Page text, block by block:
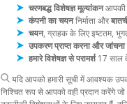
चरणबद्ध विशेषज्ञ मूल्यांकनआपकी
कंपनी का चयननिर्माता और
चयन, ग्राहक के लिए इष्टतम,
उपकरण प्राप्त करना और जांचना
हमारे विशेषज्ञ से परामर्श17 साल
यदि आपको हमारी सूची में आवश्यक
निश्चित रूप से आपको वही प्रदान करेंगे